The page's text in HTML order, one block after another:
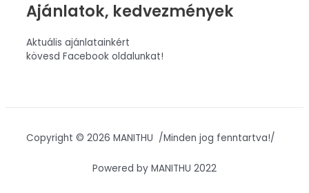
Ajánlatok, kedvezmények
Aktuális ajánlatainkért
kövesd Facebook oldalunkat!
Copyright © 2026 MANITHU /Minden jog fenntartva!/
Powered by MANITHU 2022